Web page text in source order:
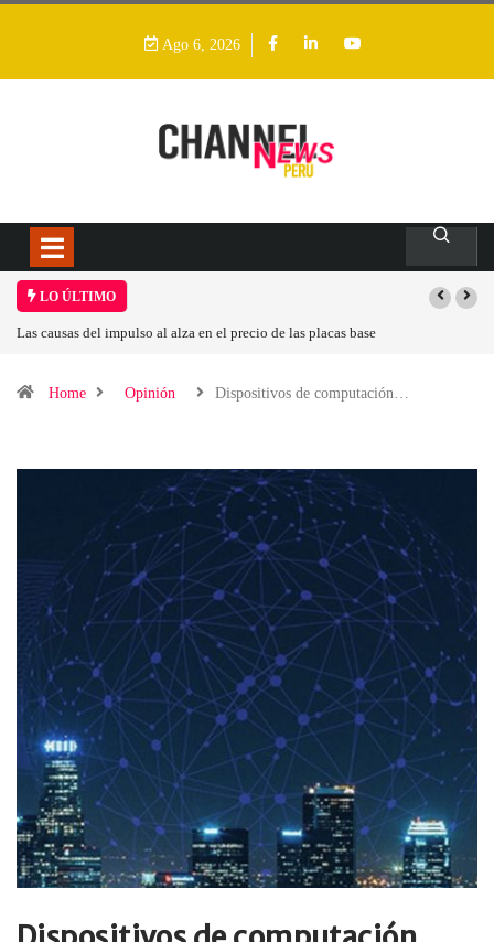
Ago 6, 2026
LO ÚLTIMO
Las causas del impulso al alza en el precio de las placas base
Home Opinión Dispositivos de computación…